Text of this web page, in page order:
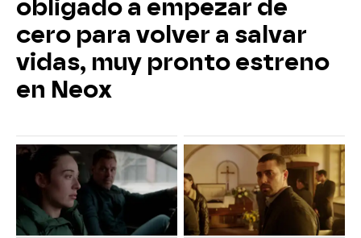
obligado a empezar de
cero para volver a salvar
vidas, muy pronto estreno
en Neox